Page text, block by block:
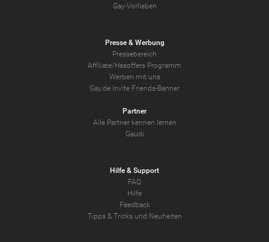
Gay-Vorlieben
Presse & Werbung
Pressebereich
Affiliate/Hasoffers Programm
Werben mit uns
Gay.de Invite Friends-Banner
Partner
Alle Partner kennen lernen
Gaudi
Hilfe & Support
FAQ
Hilfe
Feedback
Tipps & Tricks und Neuheiten